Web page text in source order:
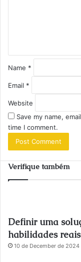
Name *
Email *
Website
Save my name,
time I comment.
Verifique também
Definir uma
habilidades
10 de December de 2024